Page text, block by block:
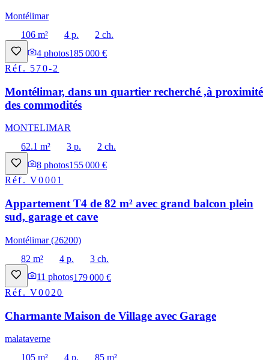
Montélimar
106 m²
4 p.
2 ch.
4 photos185 000 €
Réf. 570-2
Montélimar, dans un quartier recherché ,à proximité
des commodités
MONTELIMAR
62.1 m²
3 p.
2 ch.
8 photos155 000 €
Réf.V0001
Appartement T4 de 82 m² avec grand balcon plein
sud, garage et cave
Montélimar (26200)
82 m²
4 p.
3 ch.
11 photos179 000 €
Réf.V0020
Charmante Maison de Village avec Garage
malataverne
105 m²
4 p.
85 m²